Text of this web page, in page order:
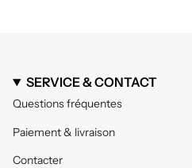
SERVICE & CONTACT
Questions fréquentes
Paiement & livraison
Contacter